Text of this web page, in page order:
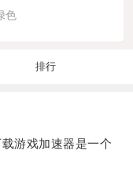
色
排行
游戏加速器是一个